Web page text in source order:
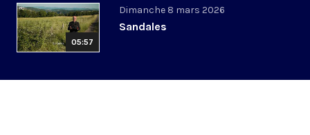
05:57
Dimanche 8 mars 2026
Sandales